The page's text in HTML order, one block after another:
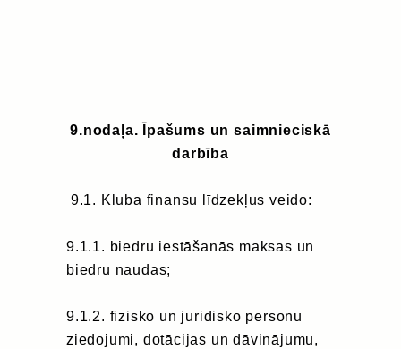
9.nodaļa. Īpašums unsaimnieciskā
darbība
9.1. Kluba finansu līdzekļus veido:
9.1.1. biedru iestāšanās maksas un
biedru naudas;
9.1.2. fizisko un juridisko personu
ziedojumi, dotācijas un dāvinājumu,